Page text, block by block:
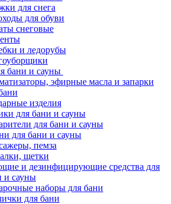
для снега
для обуви
снеговые
и ледорубы
бани и сауны
эфирные масла и запарки
изделия
для бани и сауны
для бани и сауны
для бани и сауны
пемза
щетки
и дезинфицирующие средства для
и сауны
наборы для бани
для бани